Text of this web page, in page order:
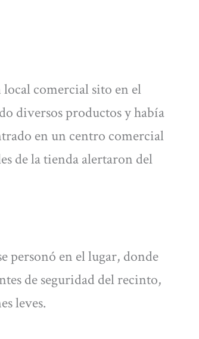
local comercial sito en el
diversos productos y había
en un centro comercial
de la tienda alertaron del
personó en el lugar, donde
de seguridad del recinto,
leves.